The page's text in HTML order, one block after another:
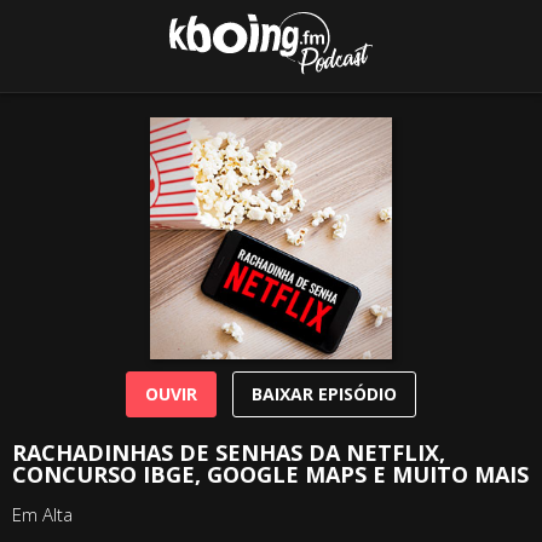
RACHADINHAS DE SENHAS DA NETFLIX,
CONCURSO IBGE, GOOGLE MAPS E MUITO MAIS
Em Alta
OUVIR BAIXAR EPISÓDIO